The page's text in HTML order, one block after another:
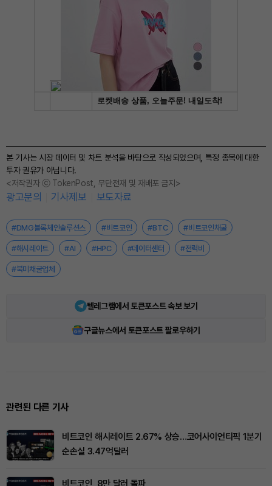
본 기사는 시장 데이터 및 차트 분석을 바탕으로 작성되었으며, 특정 종목에 대한
투자 권유가 아닙니다.
<저작권자 ⓒ TokenPost, 무단전재 및 재배포 금지>
광고문의 기사제보 보도자료
#DMG블록체인솔루션스 #비트코인 #BTC #비트코인채굴
#해시레이트 #AI #HPC #데이터센터 #전력비
#북미채굴업체
텔레그램에서 토큰포스트 속보 보기
구글뉴스에서 토큰포스트 팔로우하기
관련된 다른 기사
비트코인 해시레이트 2.67% 상승…코어사이언티픽 1분기
순손실 3.47억달러
비트코인, 8만 달러 돌파